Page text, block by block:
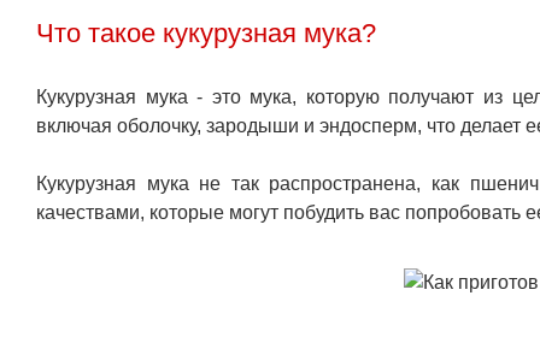
Что такое кукурузная мука?
Кукурузная мука - это мука, которую получают из
включая оболочку, зародыши и эндосперм, что делает
Кукурузная мука не так распространена, как
качествами, которые могут побудить вас